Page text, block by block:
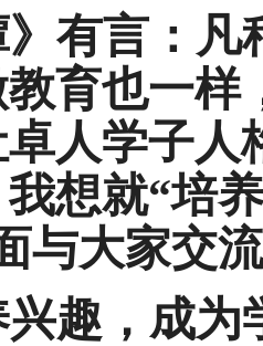
》有言：
育也一样
人学子人
想就“培
与大家交
趣，成为